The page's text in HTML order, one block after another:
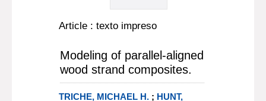
Article : texto impreso
Modeling of parallel-aligned
wood strand composites.
TRICHE, MICHAEL H.; HUNT,